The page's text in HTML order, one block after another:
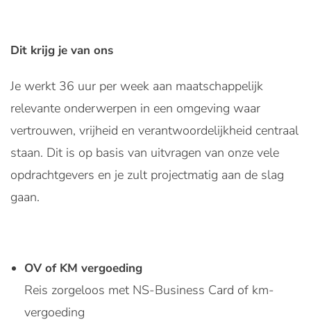
Dit krijg je van ons
Je werkt 36 uur per week aan maatschappelijk
relevante onderwerpen in een omgeving waar
vertrouwen, vrijheid en verantwoordelijkheid centraal
staan. Dit is op basis van uitvragen van onze vele
opdrachtgevers en je zult projectmatig aan de slag
gaan.
OV of KM vergoeding
Reis zorgeloos met NS-Business Card of km-
vergoeding